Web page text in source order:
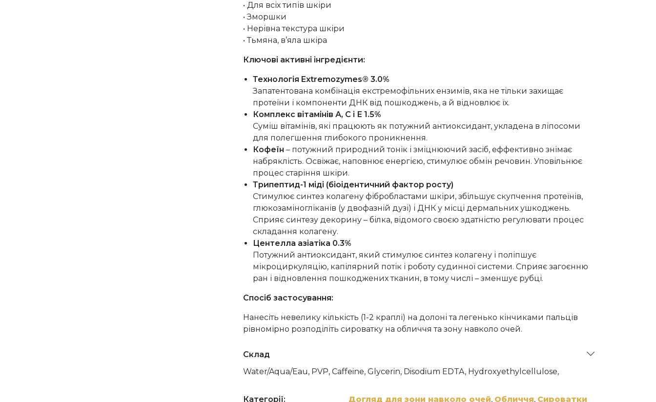
• Для всіх типів шкіри
• Зморшки
• Нерівна текстура шкіри
• Тьмяна, в’яла шкіра
Ключові активні інгредієнти:
Технологія Extremozymes® 3.0%
Запатентована комбінація екстремофільних ензимів, яка не тільки захищає
протеїни і компоненти ДНК від пошкоджень, а й відновлює їх.
Комплекс вітамінів А, С і Е 1.5%
Суміш вітамінів, які працюють як потужний антиоксидант, укладена в ліпосоми
для полегшення глибокого проникнення.
Кофеїн – потужний природний тонік і зміцнюючий засіб, еффективно знімає
набряклість. Освіжає, наповнює енергією, стимулює обмін речовин. Уповільнює
процес старіння шкіри.
Трипептид-1 міді (біоідентичний фактор росту)
Стимулює синтез колагену фібробластами шкіри, збільшує скупчення протеїнів,
глюкозаміногліканів (у двофазній дузі) і ДНК у місці дермальних ушкоджень.
Сприяє синтезу декорину – білка, відомого своєю здатністю регулювати процес
складання колагену.
Центелла азіатіка 0.3%
Потужний антиоксидант, який стимулює синтез колагену і поліпшує
мікроциркуляцію, капілярний потік і роботу судинної системи. Сприяє загоєнню
ран і відновлення пошкоджених тканин, в тому числі – зменшує рубці.
Спосіб застосування:
Нанесіть невелику кількість (1-2 краплі) на долоні та легенько кінчиками пальців
рівномірно розподіліть сироватку на обличчя та зону навколо очей.
Склад
Water/Aqua/Eau, PVP, Caffeine, Glycerin, Disodium EDTA, Hydroxyethylcellulose,
Tripeptide-1, Lecithin, Butylene Glycol, Xanthan Gum, Carbomer, Triethanolamine,
Категорії: Догляд для зони навколо очей, Обличчя, Сироватки